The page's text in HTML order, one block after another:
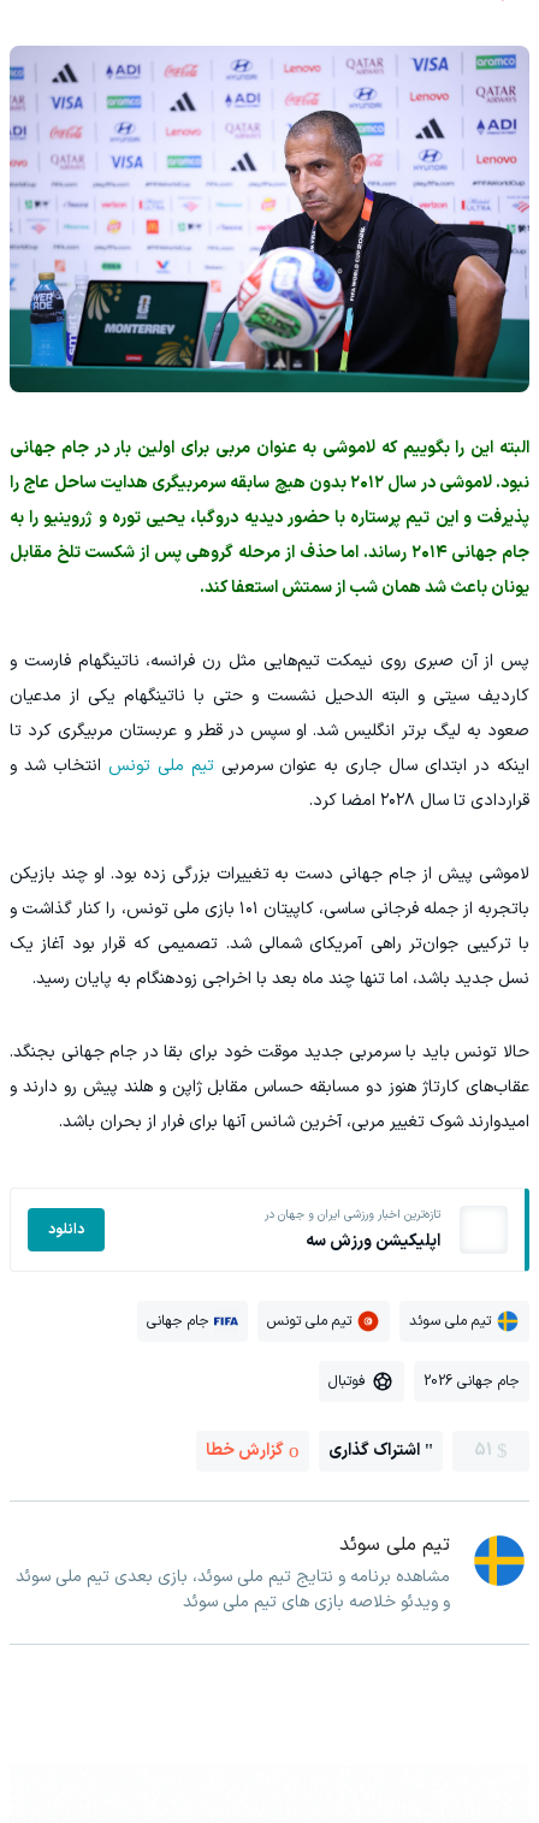
البته این را بگوییم که لاموشی به عنوان مربی برای اولین بار در جام جهانی
نبود. لاموشی در سال ۲۰۱۲ بدون هیچ سابقه سرمربیگری هدایت ساحل عاج را
پذیرفت و این تیم پرستاره با حضور دیدیه دروگبا، یحیی توره و ژروینیو را به
جام جهانی ۲۰۱۴ رساند. اما حذف از مرحله گروهی پس از شکست تلخ مقابل
یونان باعث شد همان شب از سمتش استعفا کند.
پس از آن صبری روی نیمکت تیم‌هایی مثل رن فرانسه، ناتینگهام فارست و
کاردیف سیتی و البته الدحیل نشست و حتی با ناتینگهام یکی از مدعیان
صعود به لیگ برتر انگلیس شد. او سپس در قطر و عربستان مربیگری کرد تا
اینکه در ابتدای سال جاری به عنوان سرمربیتیم ملی تونس انتخاب شد و
قراردادی تا سال ۲۰۲۸ امضا کرد.
لاموشی پیش از جام جهانی دست به تغییرات بزرگی زده بود. او چند بازیکن
باتجربه از جمله فرجانی ساسی، کاپیتان ۱۰۱ بازی ملی تونس، را کنار گذاشت و
با ترکیبی جوان‌تر راهی آمریکای شمالی شد. تصمیمی که قرار بود آغاز یک
نسل جدید باشد، اما تنها چند ماه بعد با اخراجی زودهنگام به پایان رسید.
حالا تونس باید با سرمربی جدید موقت خود برای بقا در جام جهانی بجنگد.
عقاب‌های کارتاژ هنوز دو مسابقه حساس مقابل ژاپن و هلند پیش رو دارند و
امیدوارند شوک تغییر مربی، آخرین شانس آنها برای فرار از بحران باشد.
تازه‌ترین اخبار ورزشی ایران و جهان در
اپلیکیشن ورزش سه دانلود
تیم ملی سوئد تیم ملی تونس جام جهانی
جام جهانی 2026 فوتبال
51 اشتراک گذاری گزارش خطا
تیم ملی سوئد
مشاهده برنامه و نتایج تیم ملی سوئد، بازی بعدی تیم ملی سوئد
و ویدئو خلاصه بازی های تیم ملی سوئد